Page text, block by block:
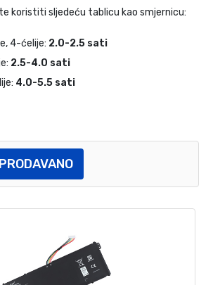
koristiti sljedeću tablicu kao smjernicu:
4-ćelije: 2.0-2.5 sati
2.5-4.0 sati
4.0-5.5 sati